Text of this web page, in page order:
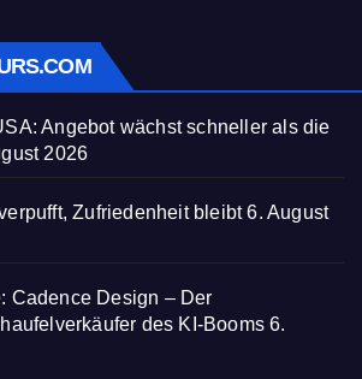
Angebot wächst schneller als die
2026
Zufriedenheit bleibt 6. August
Cadence Design – Der
des KI-Booms 6.